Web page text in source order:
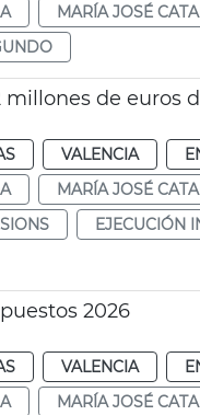
MARÍA JOSÉ
millones de euros
VALENCIA
MARÍA JOSÉ
EJECUCIÓN
2026
VALENCIA
MARÍA JOSÉ